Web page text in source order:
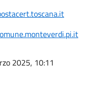
2025, 10:11